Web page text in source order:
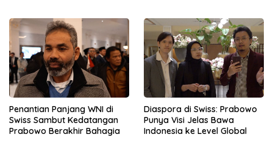
Penantian Panjang WNI di
Swiss Sambut Kedatangan
Prabowo Berakhir Bahagia
Diaspora di Swiss: Prabowo
Punya Visi Jelas Bawa
Indonesia ke Level Global